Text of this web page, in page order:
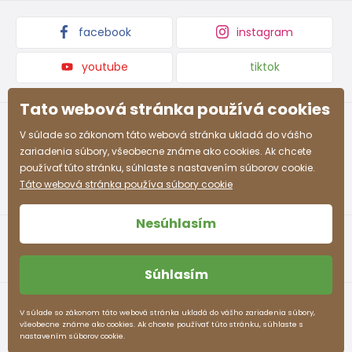
rokov
60 - 62
9-10
rokov
134 - 140 69 - 72 62 - 63 74 - 77
10-11
rokov
140 - 146 72 - 75 63 - 64 77 -80
12-13
rokov
152 - 158 78 - 82 65 - 66
Približná tabuľka veľkostí pre chlapca
Veľkosť (cm) Výška (cm) Prsia (cm) Pás (cm)
3-4 rokov 98 - 104 55 - 57 53 - 54
facebook instagram
youtube tiktok
pidilidi.sk © 2026. WebdesignLitvanyi.sk.
Tato webová stránka používá cookies
V súlade so zákonom táto webová stránka ukladá do vášho
zariadenia súbory, všeobecne známe ako cookies. Ak chcete
používať túto stránku, súhlaste s nastavením súborov cookie.
Táto webová stránka používa súbory cookie
Nesúhlasím
Súhlasím
V súlade so zákonom táto webová stránka ukladá do vášho zariadenia súbory,
všeobecne známe ako cookies. Ak chcete používať túto stránku, súhlaste s
nastavením súborov cookie.